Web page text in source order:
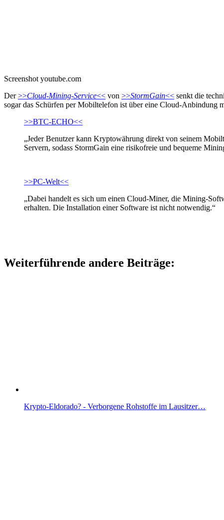
Screenshot youtube.com
Der>>Cloud-Mining-Service<< von >>StormGain<< senkt die
sogar das Schürfen per Mobiltelefon ist über eine Cloud-Anbindung
>>BTC-ECHO<<
„Jeder Benutzer kann Kryptowährung direkt von seinem
Servern, sodass StormGain eine risikofreie und bequeme
>>PC-Welt<<
„Dabei handelt es sich um einen Cloud-Miner, die Mining-
erhalten. Die Installation einer Software ist nicht notwendig.“
Weiterführende andere Beiträge:
Krypto-Eldorado? - Verborgene Rohstoffe im Lausitzer…